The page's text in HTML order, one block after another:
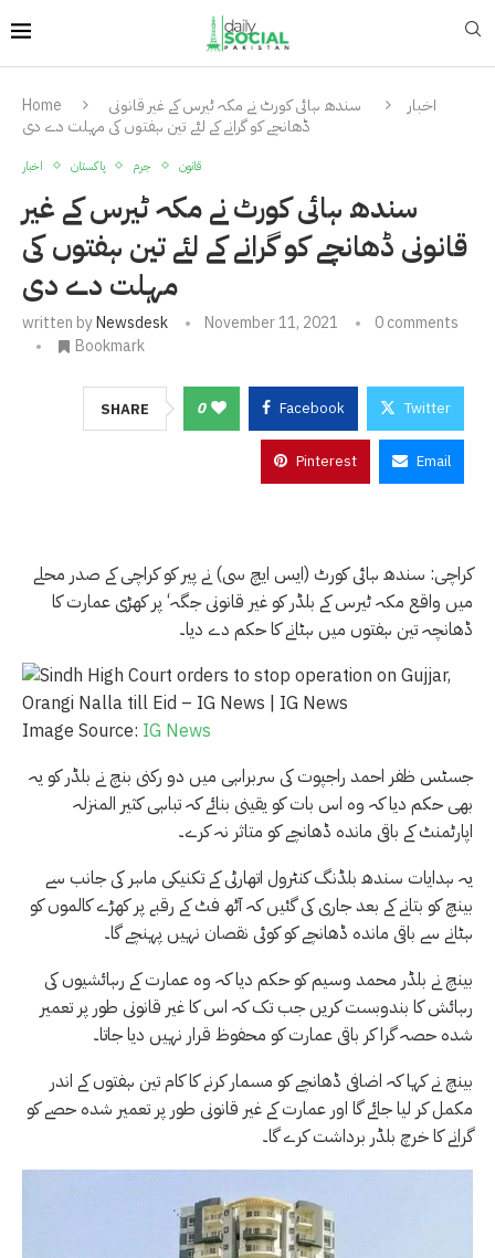
Home اخبار
سندھ ہائی کورٹ نے مکہ ٹیرس کے غیر قانونی
ڈھانچے کو گرانے کے لئے تین ہفتوں کی مہلت دے دی
اخبار پاکستان جرم قانون
سندھ ہائی کورٹ نے مکہ ٹیرس کے غیر
قانونی ڈھانچے کو گرانے کے لئے تین ہفتوں کی
مہلت دے دی
written byNewsdesk November 11, 2021
0 comments
Bookmark
SHARE 0 Facebook Twitter
Pinterest Email
کراچی: سندھ ہائی کورٹ (ایس ایچ سی) نے پیر کو کراچی کے صدر محلے
میں واقع مکہ ٹیرس کے بلڈر کو غیر قانونی جگہ‘ پر کھڑی عمارت کا
ڈھانچہ تین ہفتوں میں ہٹانے کا حکم دے دیا۔
Image Source: IG News
جسٹس ظفر احمد راجپوت کی سربراہی میں دو رکنی بنچ نے بلڈر کو یہ
بھی حکم دیا کہ وہ اس بات کو یقینی بنائے کہ تباہی کثیر المنزلہ
اپارٹمنٹ کے باقی ماندہ ڈھانچے کو متاثر نہ کرے۔
یہ ہدایات سندھ بلڈنگ کنٹرول اتھارٹی کے تکنیکی ماہر کی جانب سے
بینچ کو بتانے کے بعد جاری کی گئیں کہ آٹھ فٹ کے رقبے پر کھڑے کالموں کو
ہٹانے سے باقی ماندہ ڈھانچے کو کوئی نقصان نہیں پہنچے گا۔
بینچ نے بلڈر محمد وسیم کو حکم دیا کہ وہ عمارت کے رہائشیوں کی
رہائش کا بندوبست کریں جب تک کہ اس کا غیر قانونی طور پر تعمیر
شدہ حصہ گرا کر باقی عمارت کو محفوظ قرار نہیں دیا جاتا۔
بینچ نے کہا کہ اضافی ڈھانچے کو مسمار کرنے کا کام تین ہفتوں کے اندر
مکمل کر لیا جائے گا اور عمارت کے غیر قانونی طور پر تعمیر شدہ حصے کو
گرانے کا خرچ بلڈر برداشت کرے گا۔